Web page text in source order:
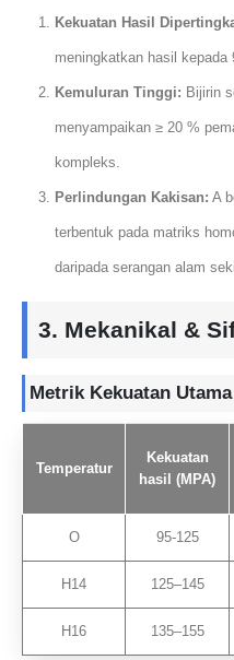
Kekuatan Hasil
meningkatkan hasil kepada
Kemuluran Tinggi: Bijirin
menyampaikan ≥ 20 %
kompleks.
Perlindungan Kakisan: A
terbentuk pada matriks
daripada serangan alam
3. Mekanikal &
Metrik Kekuatan Utama
Temperatur
Kekuatan
hasil (MPA)
O 95-125
H14 125–145
H16 135–155